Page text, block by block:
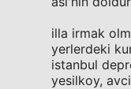
illa irmak
yerlerdeki
istanbul
yesilkoy,